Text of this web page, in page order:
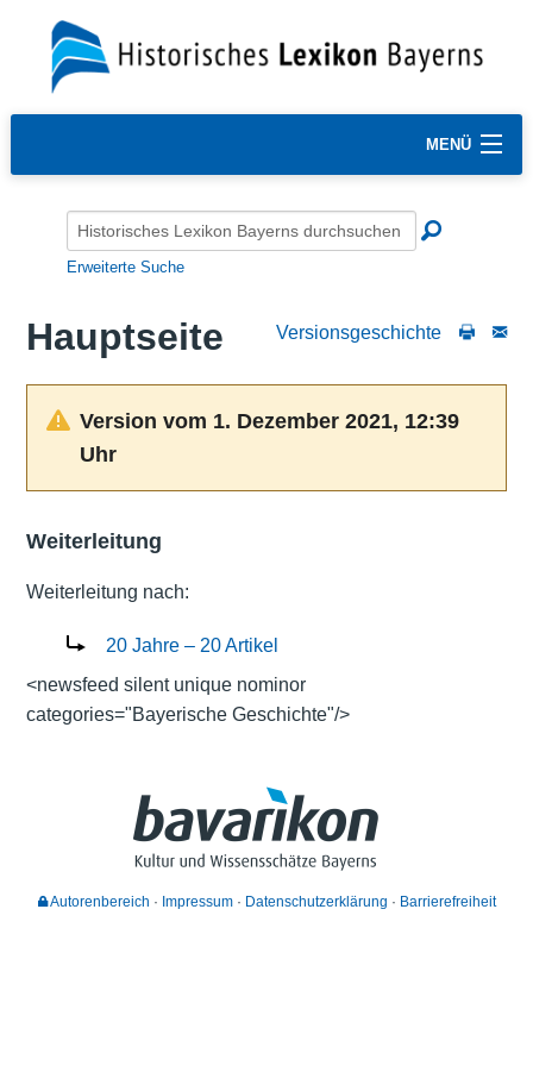
MENÜ
Erweiterte Suche
Versionsgeschichte
Hauptseite
Version vom 1. Dezember 2021, 12:39
Uhr
Weiterleitung
Weiterleitung nach:
20 Jahre – 20 Artikel
<newsfeed silent unique nominor
categories="Bayerische Geschichte"/>
Autorenbereich Impressum Datenschutzerklärung Barrierefreiheit